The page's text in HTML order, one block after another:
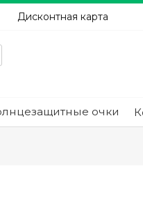
Дисконтная карта
очки